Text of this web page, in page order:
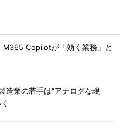
Copilotが「効く業務」と
造業の若手は“アナログな現